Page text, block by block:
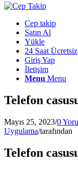
Cep takip
Satın Al
Yükle
24 Saat Ücretsiz
Giriş Yap
İletişim
Menu Menu
Telefon
Mayıs 25, 2023/0
Uygulama/tarafından
Telefon